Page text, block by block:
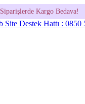
•
Site Destek Hattı : 0850